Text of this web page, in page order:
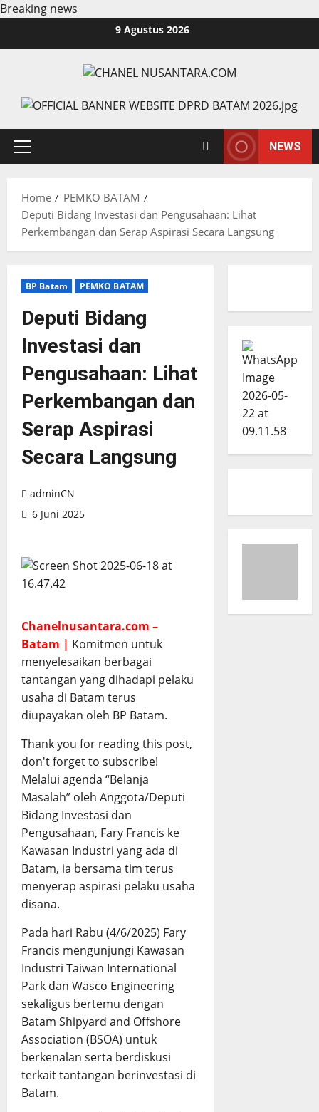
Breaking news
9 Agustus 2026
Primary
NEWS
Home
PEMKO BATAM
Deputi Bidang Investasi dan Pengusahaan: Lihat
Perkembangan dan Serap Aspirasi Secara Langsung
BP Batam PEMKO BATAM
Deputi Bidang
Investasi dan
Pengusahaan: Lihat
Perkembangan dan
Serap Aspirasi
Secara Langsung
adminCN
6 Juni 2025
Chanelnusantara.com –
Batam | Komitmen untuk
menyelesaikan berbagai
tantangan yang dihadapi pelaku
usaha di Batam terus
diupayakan oleh BP Batam.
Thank you for reading this post,
don't forget to subscribe!
Melalui agenda “Belanja
Masalah” oleh Anggota/Deputi
Bidang Investasi dan
Pengusahaan, Fary Francis ke
Kawasan Industri yang ada di
Batam, ia bersama tim terus
menyerap aspirasi pelaku usaha
disana.
Pada hari Rabu (4/6/2025) Fary
Francis mengunjungi Kawasan
Industri Taiwan International
Park dan Wasco Engineering
sekaligus bertemu dengan
Batam Shipyard and Offshore
Association (BSOA) untuk
berkenalan serta berdiskusi
terkait tantangan berinvestasi di
Batam.